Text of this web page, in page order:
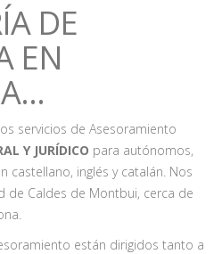
DE
EN
servicios de Asesoramiento
Y JURÍDICO para autónomos,
castellano, inglés y catalán. Nos
de Caldes de Montbui, cerca de
están dirigidos tanto a